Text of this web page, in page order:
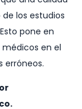
los estudios
pone en
en el
erróneos.